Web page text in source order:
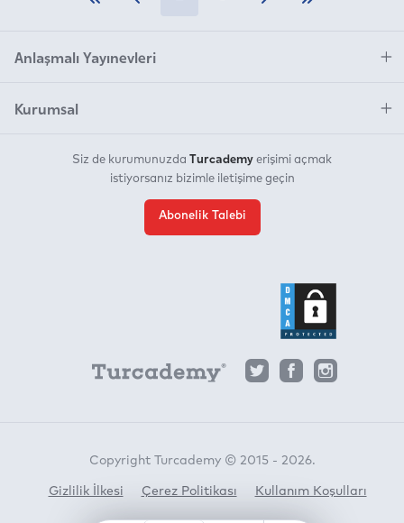
Anlaşmalı Yayınevleri
Kurumsal
Siz de kurumunuzda Turcademy erişimi açmak
istiyorsanız bizimle iletişime geçin
Abonelik Talebi
Copyright Turcademy © 2015 - 2026.
Gizlilik İlkesi Çerez Politikası Kullanım Koşulları